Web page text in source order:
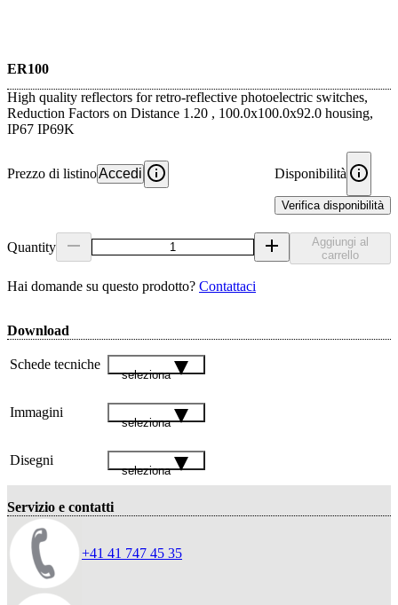
ER100
High quality reflectors for retro-reflective photoelectric switches,
Reduction Factors on Distance 1.20 , 100.0x100.0x92.0 housing,
IP67 IP69K
Prezzo di listinoAccedi Disponibilità
Verifica disponibilità
Quantity
Aggiungi al
carrello
Hai domande su questo prodotto? Contattaci
Download
Schede tecniche
seleziona
Immagini
seleziona
Disegni
seleziona
Servizio e contatti
+41 41 747 45 35